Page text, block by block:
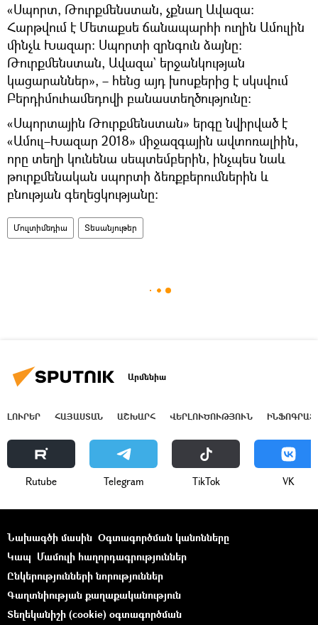
«Սպորտ, Թուրքմենստան, չքնաղ Ավազա։
Հարթվում է Մետաքսե ճանապարհի ուղին Ամուլին
մինչև Խազար։ Սպորտի զրնգուն ձայնը։
Թուրքմենստան, Ավազա` երջանկության
կացարաններ», – հենց այդ խոսքերից է սկսվում
Բերդիմուհամեդովի բանաստեղծությունը։
«Սպորտային Թուրքմենստան» երգը նվիրված է
«Ամուլ–Խազար 2018» միջազգային ավտոռալիին,
որը տեղի կունենա սեպտեմբերին, ինչպես նաև
թուրքմենական սպորտի ձեռքբերումներին և
բնության գեղեցկությանը։
Մուլտիմեդիա Տեսանյութեր
Արմենիա
ԼՈՒՐԵՐ ՀԱՅԱՍՏԱՆ ԱՇԽԱՐՀ ՎԵՐԼՈՒԾՈՒԹՅՈՒՆ
Rutube Telegram ТikТоk VK
Նախագծի մասին Օգտագործման կանոնները
Կապ Մամուլի հաղորդագրություններ
Ընկերությունների նորություններ
Գաղտնիության քաղաքականություն
Տեղեկանիշի (cookie) օգտագործման